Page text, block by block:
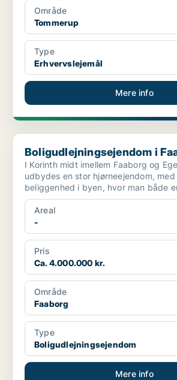
Område
Tommerup
Type
Erhvervslejemål
Mere info
Boligudlejningsejendom i Faaborg
Boligudlejningsejendom i
I Korinth midt imellem Faaborg og
udbydes en stor hjørneejendom,
beliggenhed i byen, hvor man både
øvrige fa...
Areal
-
Pris
Ca. 4.000.000 kr.
Område
Faaborg
Type
Boligudlejningsejendom
Mere info